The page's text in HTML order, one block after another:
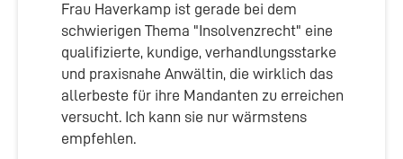
Frau Haverkamp ist gerade bei dem
schwierigen Thema "Insolvenzrecht" eine
qualifizierte, kundige, verhandlungsstarke
und praxisnahe Anwältin, die wirklich das
allerbeste für ihre Mandanten zu erreichen
versucht. Ich kann sie nur wärmstens
empfehlen.